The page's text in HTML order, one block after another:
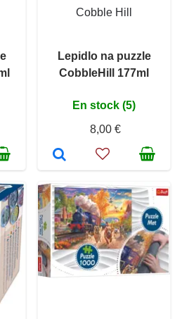
Cobble Hill
Lepidlo na puzzle
CobbleHill 177ml
En stock (5)
8,00 €